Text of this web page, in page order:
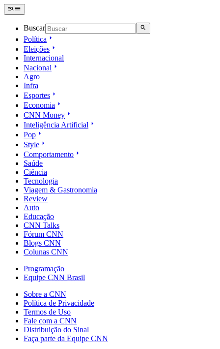
Buscar
Política
Eleições
Internacional
Nacional
Agro
Infra
Esportes
Economia
CNN Money
Inteligência Artificial
Pop
Style
Comportamento
Saúde
Ciência
Tecnologia
Viagem & Gastronomia
Review
Auto
Educação
CNN Talks
Fórum CNN
Blogs CNN
Colunas CNN
Programação
Equipe CNN Brasil
Sobre a CNN
Política de Privacidade
Termos de Uso
Fale com a CNN
Distribuição do Sinal
Faça parte da Equipe CNN